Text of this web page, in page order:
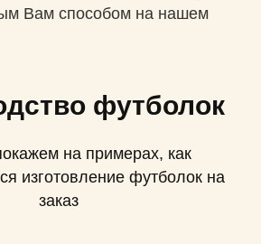
Вам способом на нашем
футболок
на примерах, как
изготовление футболок на
заказ